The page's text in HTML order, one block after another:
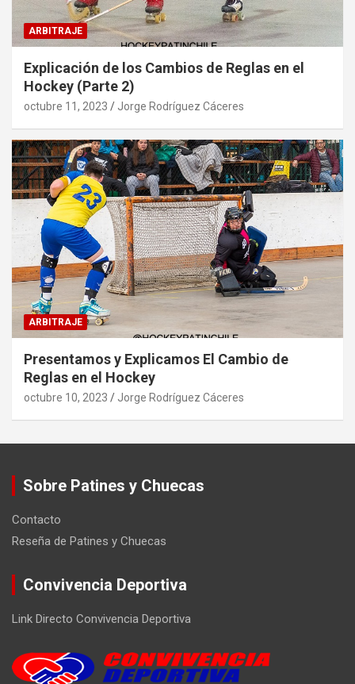
ARBITRAJE
Explicación de los Cambios de Reglas en el
Hockey (Parte 2)
octubre 11, 2023 Jorge Rodríguez Cáceres
ARBITRAJE
Presentamos y Explicamos El Cambio de
Reglas en el Hockey
octubre 10, 2023 Jorge Rodríguez Cáceres
Sobre Patines y Chuecas
Contacto
Reseña de Patines y Chuecas
Convivencia Deportiva
Link Directo Convivencia Deportiva